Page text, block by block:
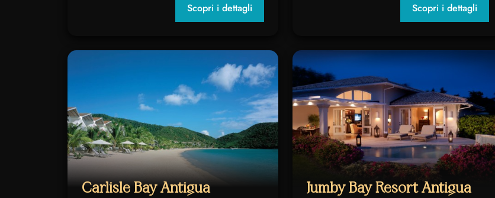
Scopri i dettagli Scopri i dettagli
Carlisle Bay Antigua Jumby Bay Resort Antigua